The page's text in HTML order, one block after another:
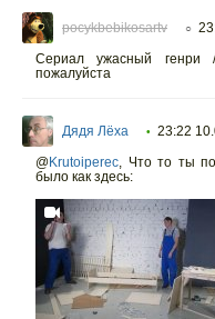
pocykbebikosartv ○
Сериал ужасный генри
пожалуйста
Дядя Лёха • 23:22
@Krutoiperec, Что то ты
было как здесь: